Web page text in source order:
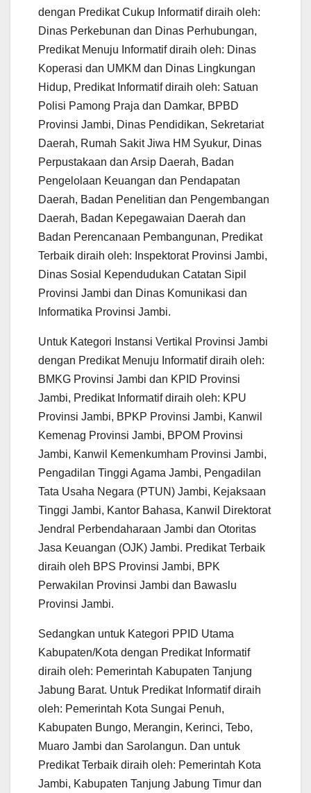
dengan Predikat Cukup Informatif diraih oleh:
Dinas Perkebunan dan Dinas Perhubungan,
Predikat Menuju Informatif diraih oleh: Dinas
Koperasi dan UMKM dan Dinas Lingkungan
Hidup, Predikat Informatif diraih oleh: Satuan
Polisi Pamong Praja dan Damkar, BPBD
Provinsi Jambi, Dinas Pendidikan, Sekretariat
Daerah, Rumah Sakit Jiwa HM Syukur, Dinas
Perpustakaan dan Arsip Daerah, Badan
Pengelolaan Keuangan dan Pendapatan
Daerah, Badan Penelitian dan Pengembangan
Daerah, Badan Kepegawaian Daerah dan
Badan Perencanaan Pembangunan, Predikat
Terbaik diraih oleh: Inspektorat Provinsi Jambi,
Dinas Sosial Kependudukan Catatan Sipil
Provinsi Jambi dan Dinas Komunikasi dan
Informatika Provinsi Jambi.
Untuk Kategori Instansi Vertikal Provinsi Jambi
dengan Predikat Menuju Informatif diraih oleh:
BMKG Provinsi Jambi dan KPID Provinsi
Jambi, Predikat Informatif diraih oleh: KPU
Provinsi Jambi, BPKP Provinsi Jambi, Kanwil
Kemenag Provinsi Jambi, BPOM Provinsi
Jambi, Kanwil Kemenkumham Provinsi Jambi,
Pengadilan Tinggi Agama Jambi, Pengadilan
Tata Usaha Negara (PTUN) Jambi, Kejaksaan
Tinggi Jambi, Kantor Bahasa, Kanwil Direktorat
Jendral Perbendaharaan Jambi dan Otoritas
Jasa Keuangan (OJK) Jambi. Predikat Terbaik
diraih oleh BPS Provinsi Jambi, BPK
Perwakilan Provinsi Jambi dan Bawaslu
Provinsi Jambi.
Sedangkan untuk Kategori PPID Utama
Kabupaten/Kota dengan Predikat Informatif
diraih oleh: Pemerintah Kabupaten Tanjung
Jabung Barat. Untuk Predikat Informatif diraih
oleh: Pemerintah Kota Sungai Penuh,
Kabupaten Bungo, Merangin, Kerinci, Tebo,
Muaro Jambi dan Sarolangun. Dan untuk
Predikat Terbaik diraih oleh: Pemerintah Kota
Jambi, Kabupaten Tanjung Jabung Timur dan